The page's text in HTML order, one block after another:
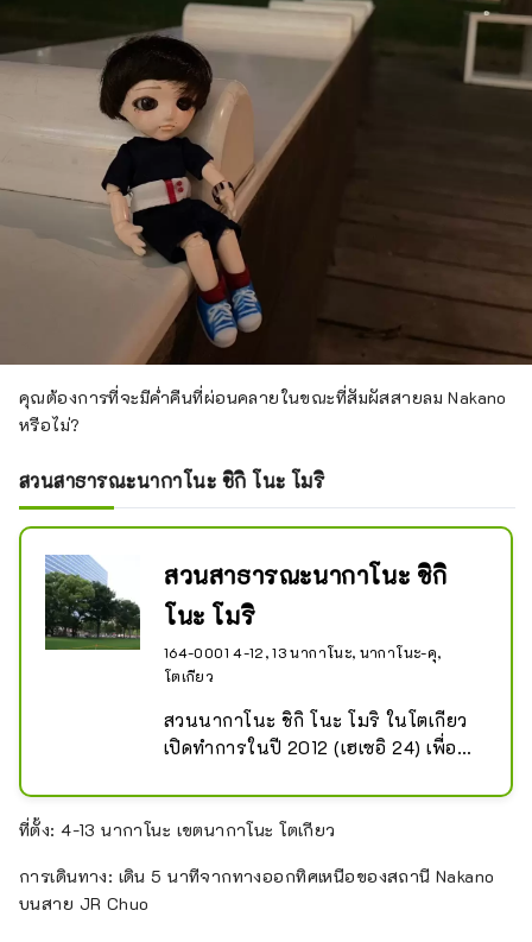
คุณต้องการที่จะมีค่ำคืนที่ผ่อนคลายในขณะที่สัมผัสสายลม Nakano
หรือไม่?
สวนสาธารณะนากาโนะ ชิกิ โนะ โมริ
สวนสาธารณะนากาโนะ ชิกิ
โนะ โมริ
164-0001 4-12, 13 นากาโนะ, นากาโนะ-คุ,
โตเกียว
สวนนากาโนะ ชิกิ โนะ โมริ ในโตเกียว
เปิดทำการในปี 2012 (เฮเซอิ 24) เพื่อ
"เมืองสี่ฤดูนากาโนะ"
สวนสาธารณะมีสิ่งอำนวยความสะดวก
บริเวณสนามหญ้าที่คุณสามารถกาง
ที่ตั้ง: 4-13 นากาโนะ เขตนากาโนะ โตเกียว
การเดินทาง: เดิน 5 นาทีจากทางออกทิศเหนือของสถานี Nakano
บนสาย JR Chuo